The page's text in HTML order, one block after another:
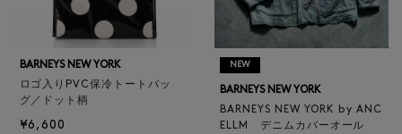
BARNEYS NEW YORK
ロゴ入りPVC保冷トートバッ
グ／ドット柄
¥6,600
NEW
BARNEYS NEW YORK
BARNEYS NEW YORK by ANC
ELLM デニムカバーオール